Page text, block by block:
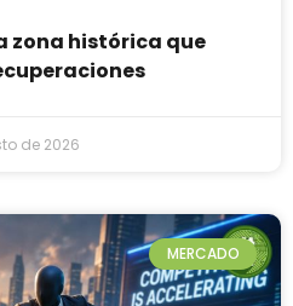
zona histórica que
de 2026
MERCADO